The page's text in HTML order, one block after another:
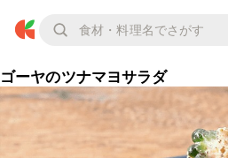
ゴーヤのツナマヨサラダ